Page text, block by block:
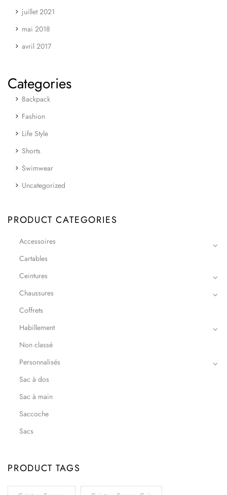
juillet 2021
mai 2018
avril 2017
Categories
Backpack
Fashion
Life Style
Shorts
Swimwear
Uncategorized
PRODUCT CATEGORIES
Accessoires
Cartables
Ceintures
Chaussures
Coffrets
Habillement
Non classé
Personnalisés
Sac à dos
Sac à main
Saccoche
Sacs
PRODUCT TAGS